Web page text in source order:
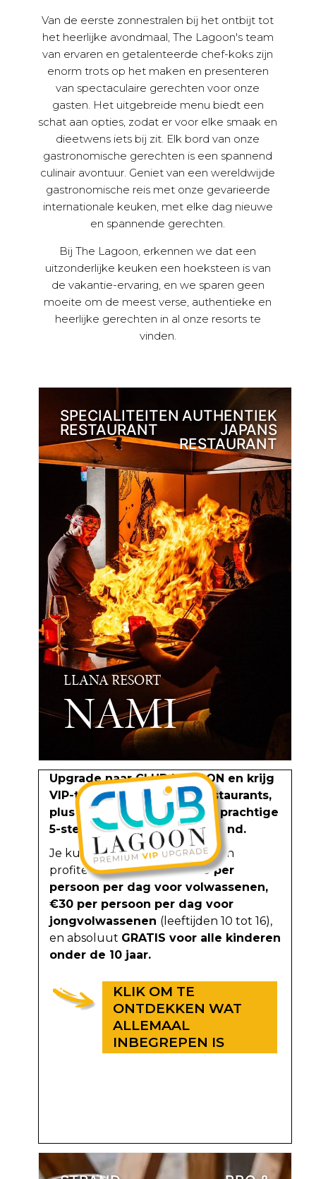
Van de eerste zonnestralen bij het ontbijt tot
het heerlijke avondmaal, The Lagoon's team
van ervaren en getalenteerde chef-koks zijn
enorm trots op het maken en presenteren
van spectaculaire gerechten voor onze
gasten. Het uitgebreide menu biedt een
schat aan opties, zodat er voor elke smaak en
dieetwens iets bij zit. Elk bord van onze
gastronomische gerechten is een spannend
culinair avontuur. Geniet van een wereldwijde
gastronomische reis met onze gevarieerde
internationale keuken, met elke dag nieuwe
en spannende gerechten.
Bij The Lagoon, erkennen we dat een
uitzonderlijke keuken een hoeksteen is van
de vakantie-ervaring, en we sparen geen
moeite om de meest verse, authentieke en
heerlijke gerechten in al onze resorts te
vinden.
SPECIALITEITEN
RESTAURANT
AUTHENTIEK
JAPANS
RESTAURANT
LLANA RESORT
NAMI
Upgrade naar CLUB LAGOON en krijg
VIP-toegang tot al deze restaurants,
plus andere extra's, in onze prachtige
5-sterren resorts aan het strand.
Je kunt al van al deze voordelen
profiteren vanaf slechts€50 per
persoon per dag voor volwassenen,
€30 per persoon per dag voor
jongvolwassenen (leeftijden 10 tot 16),
en absoluut GRATIS voor alle kinderen
onder de 10 jaar.
KLIK OM TE
ONTDEKKEN WAT
ALLEMAAL
INBEGREPEN IS